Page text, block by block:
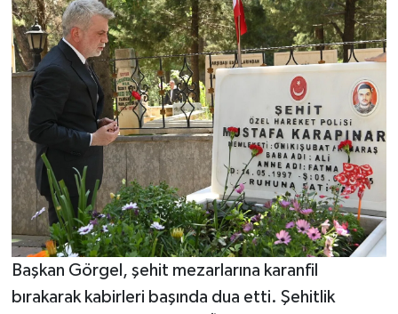
Başkan Görgel, şehit mezarlarına karanfil
bırakarak kabirleri başında dua etti. Şehitlik